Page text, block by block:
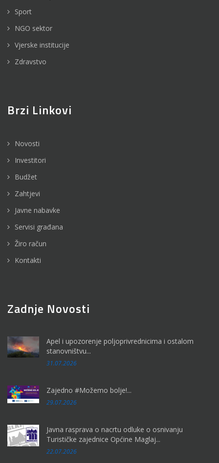
Sport
NGO sektor
Vjerske institucije
Zdravstvo
Brzi Linkovi
Novosti
Investitori
Budžet
Zahtjevi
Javne nabavke
Servisi građana
Žiro račun
Kontakti
Zadnje Novosti
Apel i upozorenje poljoprivrednicima i ostalom
stanovništvu...
31.07.2026
Zajedno #Možemo bolje!...
29.07.2026
Javna rasprava o nacrtu odluke o osnivanju
Turističke zajednice Općine Maglaj...
22.07.2026